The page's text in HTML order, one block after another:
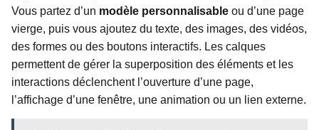
Vous partez d’un modèle personnalisable ou d’une page
vierge, puis vous ajoutez du texte, des images, des vidéos,
des formes ou des boutons interactifs. Les calques
permettent de gérer la superposition des éléments et les
interactions déclenchent l’ouverture d’une page,
l’affichage d’une fenêtre, une animation ou un lien externe.